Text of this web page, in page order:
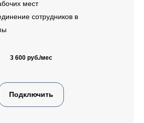
мест
сотрудников в
3 600 руб./мес
Подключить